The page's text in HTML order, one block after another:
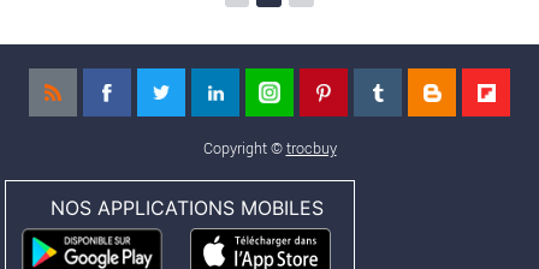
Copyright ©trocbuy
NOS APPLICATIONS MOBILES